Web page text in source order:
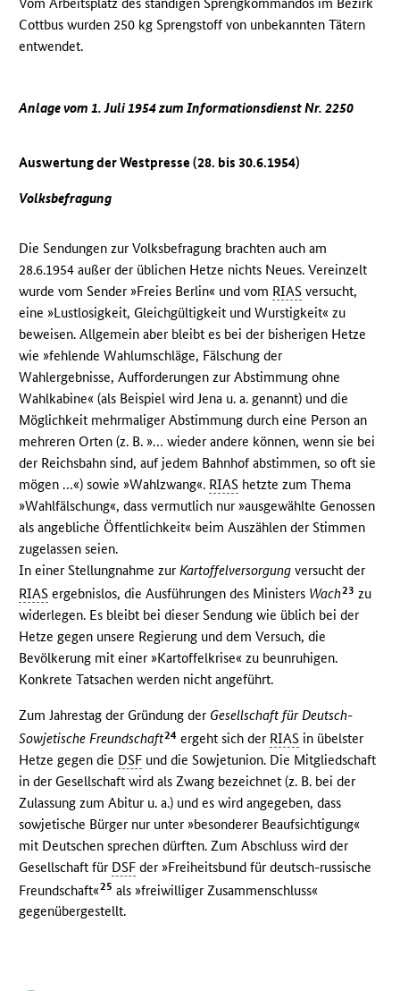
Cottbus wurden 250 kg Sprengstoff von unbekannten Tätern
entwendet.
Anlage vom 1. Juli 1954 zum Informationsdienst Nr. 2250
Auswertung der Westpresse (28. bis 30.6.1954)
Volksbefragung
Die Sendungen zur Volksbefragung brachten auch am
28.6.1954 außer der üblichen Hetze nichts Neues. Vereinzelt
wurde vom Sender »Freies Berlin« und vom RIAS versucht,
eine »Lustlosigkeit, Gleichgültigkeit und Wurstigkeit« zu
beweisen. Allgemein aber bleibt es bei der bisherigen Hetze
wie »fehlende Wahlumschläge, Fälschung der
Wahlergebnisse, Aufforderungen zur Abstimmung ohne
Wahlkabine« (als Beispiel wird Jena u. a. genannt) und die
Möglichkeit mehrmaliger Abstimmung durch eine Person an
mehreren Orten (z. B. »… wieder andere können, wenn sie bei
der Reichsbahn sind, auf jedem Bahnhof abstimmen, so oft sie
mögen …«) sowie »Wahlzwang«. RIAS hetzte zum Thema
»Wahlfälschung«, dass vermutlich nur »ausgewählte Genossen
als angebliche Öffentlichkeit« beim Auszählen der Stimmen
zugelassen seien.
In einer Stellungnahme zurKartoffelversorgung versucht der
RIAS ergebnislos, die Ausführungen des Ministers Wach23 zu
widerlegen. Es bleibt bei dieser Sendung wie üblich bei der
Hetze gegen unsere Regierung und dem Versuch, die
Bevölkerung mit einer »Kartoffelkrise« zu beunruhigen.
Konkrete Tatsachen werden nicht angeführt.
Zum Jahrestag der Gründung der Gesellschaft für Deutsch-
Sowjetische Freundschaft24 ergeht sich der RIAS in übelster
Hetze gegen die DSF und die Sowjetunion. Die Mitgliedschaft
in der Gesellschaft wird als Zwang bezeichnet (z. B. bei der
Zulassung zum Abitur u. a.) und es wird angegeben, dass
sowjetische Bürger nur unter »besonderer Beaufsichtigung«
mit Deutschen sprechen dürften. Zum Abschluss wird der
Gesellschaft für DSF der »Freiheitsbund für deutsch-russische
Freundschaft«25 als »freiwilliger Zusammenschluss«
gegenübergestellt.